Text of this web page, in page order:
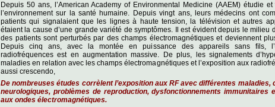
Depuis 50 ans, l’American Academy of Environmental Medicine (AAEM) étudie
l’environnement sur la santé humaine. Depuis vingt ans, leurs médecins ont
patients qui signalaient que les lignes à haute tension, la télévision et autres
étaient la cause d’une grande variété de symptômes. Il est évident depuis le milieu
des patients sont perturbés par des champs électromagnétiques et deviennent
Depuis cinq ans, avec la montée en puissance des appareils sans ﬁls,
radiofréquences est en augmentation massive. De plus, les signalements
maladies en relation avec les champs électromagnétiques et l’exposition aux
aussi crescendo,
De nombreuses études corrèlent l’exposition aux RF avec différentes maladies,
neurologiques, problèmes de reproduction, dysfonctionnements immunitaires
aux ondes électromagnétiques.